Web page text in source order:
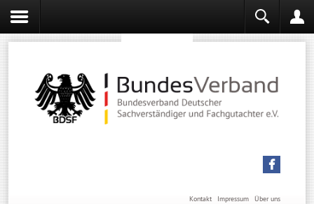
Über uns
Impressum
Kontakt